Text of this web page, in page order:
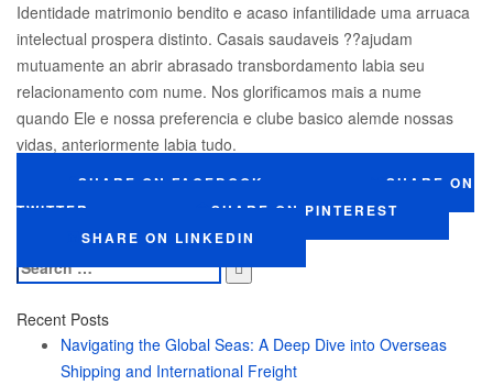
Identidade matrimonio bendito e acaso infantilidade uma arruaca
intelectual prospera distinto. Casais saudaveis ??ajudam
mutuamente an abrir abrasado transbordamento labia seu
relacionamento com nume. Nos glorificamos mais a nume
quando Ele e nossa preferencia e clube basico alemde nossas
vidas, anteriormente labia tudo.
SHARE ON FACEBOOK
SHARE ON
TWITTER
SHARE ON PINTEREST
SHARE ON LINKEDIN
Search
for:
Recent Posts
Navigating the Global Seas: A Deep Dive into Overseas
Shipping and International Freight